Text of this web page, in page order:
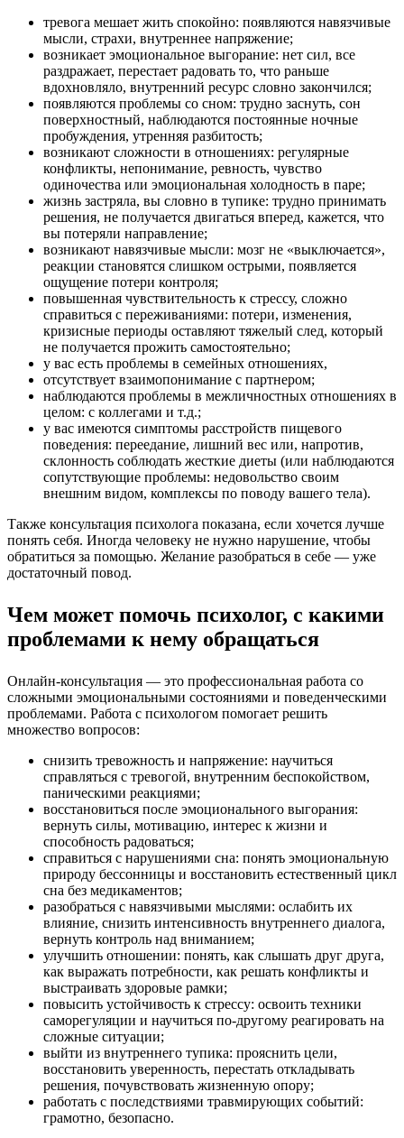
тревога мешает жить спокойно: появляются навязчивые
мысли, страхи, внутреннее напряжение;
возникает эмоциональное выгорание: нет сил, все
раздражает, перестает радовать то, что раньше
вдохновляло, внутренний ресурс словно закончился;
появляются проблемы со сном: трудно заснуть, сон
поверхностный, наблюдаются постоянные ночные
пробуждения, утренняя разбитость;
возникают сложности в отношениях: регулярные
конфликты, непонимание, ревность, чувство
одиночества или эмоциональная холодность в паре;
жизнь застряла, вы словно в тупике: трудно принимать
решения, не получается двигаться вперед, кажется, что
вы потеряли направление;
возникают навязчивые мысли: мозг не «выключается»,
реакции становятся слишком острыми, появляется
ощущение потери контроля;
повышенная чувствительность к стрессу, сложно
справиться с переживаниями: потери, изменения,
кризисные периоды оставляют тяжелый след, который
не получается прожить самостоятельно;
у вас есть проблемы в семейных отношениях,
отсутствует взаимопонимание с партнером;
наблюдаются проблемы в межличностных отношениях в
целом: с коллегами и т.д.;
у вас имеются симптомы расстройств пищевого
поведения: переедание, лишний вес или, напротив,
склонность соблюдать жесткие диеты (или наблюдаются
сопутствующие проблемы: недовольство своим
внешним видом, комплексы по поводу вашего тела).
Также консультация психолога показана, если хочется лучше
понять себя. Иногда человеку не нужно нарушение, чтобы
обратиться за помощью. Желание разобраться в себе — уже
достаточный повод.
Чем может помочь психолог, с какими
проблемами к нему обращаться
Онлайн-консультация — это профессиональная работа со
сложными эмоциональными состояниями и поведенческими
проблемами. Работа с психологом помогает решить
множество вопросов:
снизить тревожность и напряжение: научиться
справляться с тревогой, внутренним беспокойством,
паническими реакциями;
восстановиться после эмоционального выгорания:
вернуть силы, мотивацию, интерес к жизни и
способность радоваться;
справиться с нарушениями сна: понять эмоциональную
природу бессонницы и восстановить естественный цикл
сна без медикаментов;
разобраться с навязчивыми мыслями: ослабить их
влияние, снизить интенсивность внутреннего диалога,
вернуть контроль над вниманием;
улучшить отношении: понять, как слышать друг друга,
как выражать потребности, как решать конфликты и
выстраивать здоровые рамки;
повысить устойчивость к стрессу: освоить техники
саморегуляции и научиться по-другому реагировать на
сложные ситуации;
выйти из внутреннего тупика: прояснить цели,
восстановить уверенность, перестать откладывать
решения, почувствовать жизненную опору;
работать с последствиями травмирующих событий:
грамотно, безопасно.